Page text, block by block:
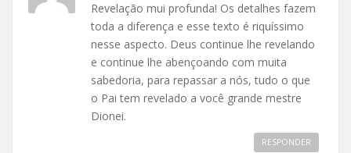
Revelação mui profunda! Os detalhes fazem
toda a diferença e esse texto é riquíssimo
nesse aspecto. Deus continue lhe revelando
e continue lhe abençoando com muita
sabedoria, para repassar a nós, tudo o que
o Pai tem revelado a você grande mestre
Dionei.
RESPONDER